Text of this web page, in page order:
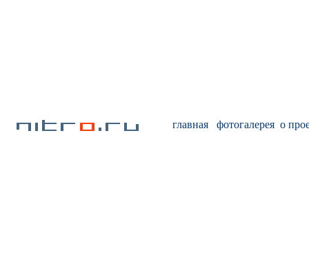
главная фотогалерея о